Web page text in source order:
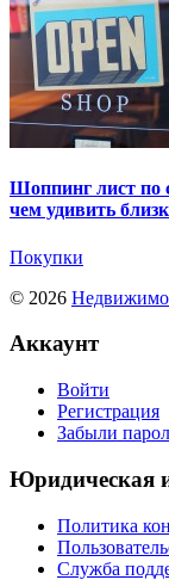
Шоппинг лист по
чем удивить
Покупки
© 2026
Аккаунт
Войти
Регистрация
Забыли
Юридическая
Политика
Служба